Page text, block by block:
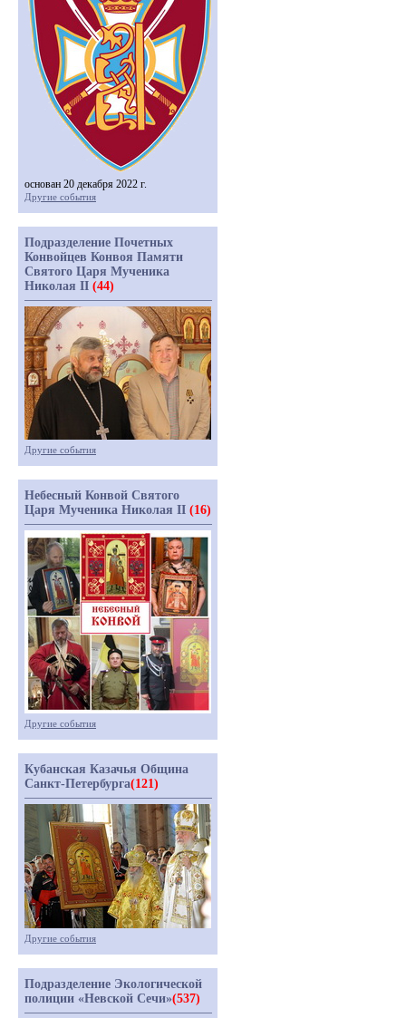
основан 20 декабря 2022 г.
Другие события
Подразделение Почетных
Конвойцев Конвоя Памяти
Святого Царя Мученика
Николая II (44)
Другие события
Небесный Конвой Святого
Царя Мученика Николая II (16)
Другие события
Кубанская Казачья Община
Санкт-Петербурга(121)
Другие события
Подразделение Экологической
полиции «Невской Сечи»(537)